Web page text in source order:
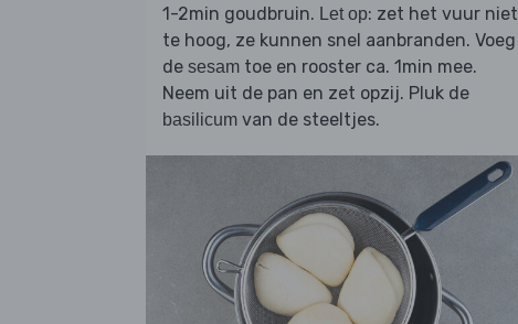
1-2min goudbruin. Let op: zet het vuur niet
te hoog, ze kunnen snel aanbranden. Voeg
de sesam toe en rooster ca. 1min mee.
Neem uit de pan en zet opzij. Pluk de
basilicum van de steeltjes.